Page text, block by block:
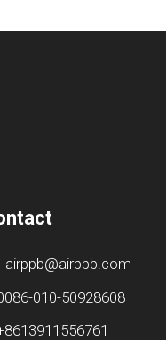
airppb@airppb.com
010-50928608